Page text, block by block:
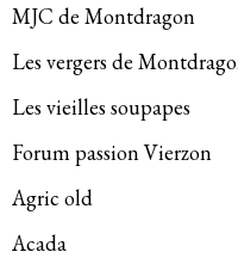
MJC de Montdragon
Les vergers de
Les vieilles soupapes
Forum passion Vierzon
Agric old
Acada